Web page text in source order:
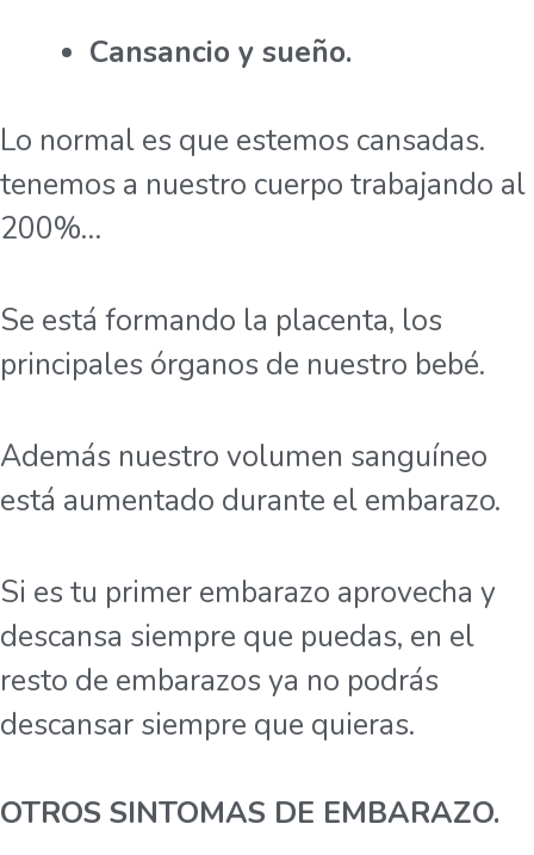
Cansancio y sueño.
Lo normal es que estemos cansadas.
tenemos a nuestro cuerpo trabajando al
200%…
Se está formando la placenta, los
principales órganos de nuestro bebé.
Además nuestro volumen sanguíneo
está aumentado durante el embarazo.
Si es tu primer embarazo aprovecha y
descansa siempre que puedas, en el
resto de embarazos ya no podrás
descansar siempre que quieras.
OTROS SINTOMAS DE EMBARAZO.